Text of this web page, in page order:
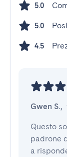
5.0
5.0
4.5
Gwen S.,
Questo
padrone
a